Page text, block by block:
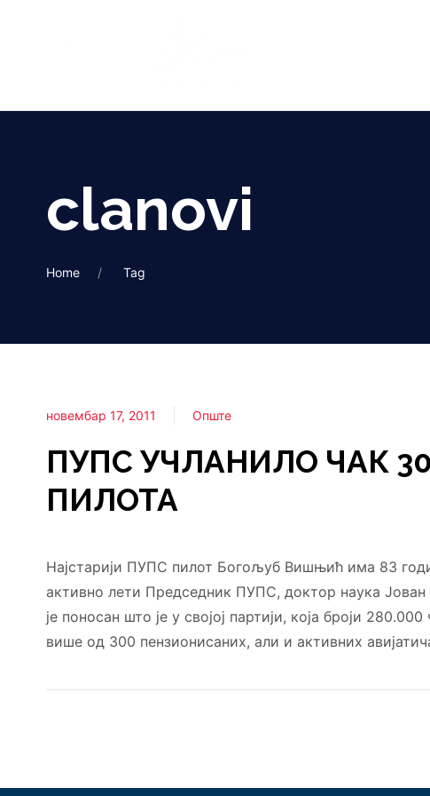
clanovi
Home Tag
новембар 17, 2011 Опште
ПУПС УЧЛАНИЛО ЧАК
ПИЛОТА
Најстарији ПУПС пилот Богољуб Вишњић има 83
активно лети Председник ПУПС, доктор наука
је поносан што је у својој партији, која броји
више од 300 пензионисаних, али и активних